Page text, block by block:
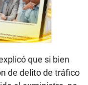
que si bien
de delito de tráfico